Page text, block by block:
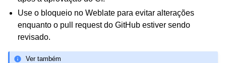
Use o bloqueio no Weblate para evitar alterações
enquanto o pull request do GitHub estiver sendo
revisado.
Ver também